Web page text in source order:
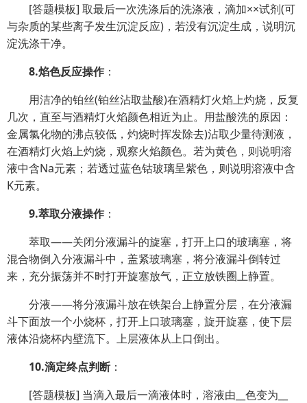
[答题模板] 取最后一次洗涤后的洗涤液，滴加××试剂(可
与杂质的某些离子发生沉淀反应)，若没有沉淀生成，说明沉
淀洗涤干净。
8.焰色反应操作 ：
用洁净的铂丝(铂丝沾取盐酸)在酒精灯火焰上灼烧，反复
几次，直至与酒精灯火焰颜色相近为止。用盐酸洗的原因：
金属氯化物的沸点较低，灼烧时挥发除去)沾取少量待测液，
在酒精灯火焰上灼烧，观察火焰颜色。若为黄色，则说明溶
液中含Na元素；若透过蓝色钴玻璃呈紫色，则说明溶液中含
K元素。
9.萃取分液操作 ：
萃取——关闭分液漏斗的旋塞，打开上口的玻璃塞，将
混合物倒入分液漏斗中，盖紧玻璃塞，将分液漏斗倒转过
来，充分振荡并不时打开旋塞放气，正立放铁圈上静置。
分液——将分液漏斗放在铁架台上静置分层，在分液漏
斗下面放一个小烧杯，打开上口玻璃塞，旋开旋塞，使下层
液体沿烧杯内壁流下。上层液体从上口倒出。
10.滴定终点判断 ：
[答题模板] 当滴入最后一滴液体时，溶液由__色变为__